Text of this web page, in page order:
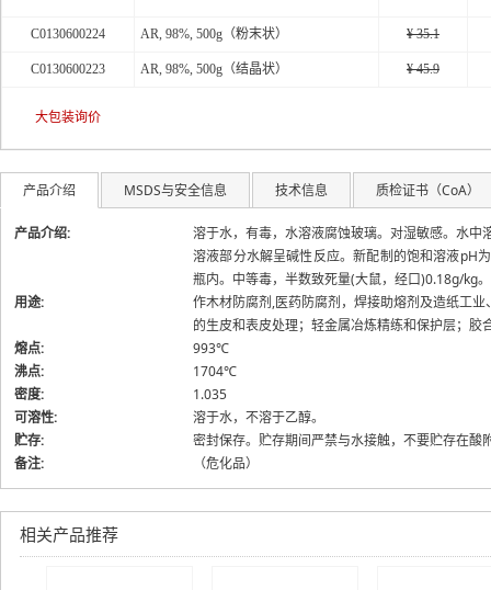
C0130600224 AR, 98%, 500g（粉末状） ¥ 35.1
C0130600223 AR, 98%, 500g（结晶状） ¥ 45.9
大包装询价
产品介绍 MSDS与安全信息 技术信息 质检证书（CoA）
产品介绍:
溶于水，有毒，水溶液腐蚀玻璃。对湿敏感。水
溶液部分水解呈碱性反应。新配制的饱和溶液pH
瓶内。中等毒，半数致死量(大鼠，经口)0.18g/kg
用途:
作木材防腐剂,医药防腐剂，焊接助熔剂及造纸工
的生皮和表皮处理；轻金属冶炼精练和保护层；胶
熔点:
993℃
沸点:
1704℃
密度:
1.035
可溶性:
溶于水，不溶于乙醇。
贮存:
密封保存。贮存期间严禁与水接触，不要贮存在酸
备注:
（危化品）
相关产品推荐